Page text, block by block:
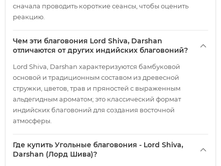
сначала проводить короткие сеансы, чтобы оценить
реакцию.
Чем эти благовония Lord Shiva, Darshan
отличаются от других индийских благовоний?
Lord Shiva, Darshan характеризуются бамбуковой
основой и традиционным составом из древесной
стружки, цветов, трав и пряностей с выраженным
альдегидным ароматом; это классический формат
индийских благовоний для создания восточной
атмосферы.
Где купить Угольные благовония - Lord Shiva,
Darshan (Лорд Шива)?